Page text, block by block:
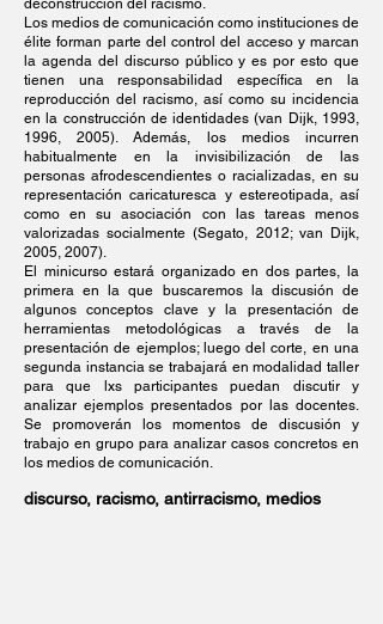
deconstrucción del racismo.
Los medios de comunicación como instituciones de
élite forman parte del control del acceso y marcan
la agenda del discurso público y es por esto que
tienen una responsabilidad específica en la
reproducción del racismo, así como su incidencia
en la construcción de identidades (van Dijk, 1993,
1996, 2005). Además, los medios incurren
habitualmente en la invisibilización de las
personas afrodescendientes o racializadas, en su
representación caricaturesca y estereotipada, así
como en su asociación con las tareas menos
valorizadas socialmente (Segato, 2012; van Dijk,
2005, 2007).
El minicurso estará organizado en dos partes, la
primera en la que buscaremos la discusión de
algunos conceptos clave y la presentación de
herramientas metodológicas a través de la
presentación de ejemplos; luego del corte, en una
segunda instancia se trabajará en modalidad taller
para que lxs participantes puedan discutir y
analizar ejemplos presentados por las docentes.
Se promoverán los momentos de discusión y
trabajo en grupo para analizar casos concretos en
los medios de comunicación.
discurso, racismo, antirracismo, medios